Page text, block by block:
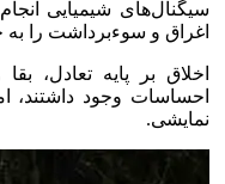
سیگنال‌های شیمیایی
اغراق و سوءبرداشت را
اخلاق بر پایه تعادل،
احساسات وجود داشتند،
نمایشی.